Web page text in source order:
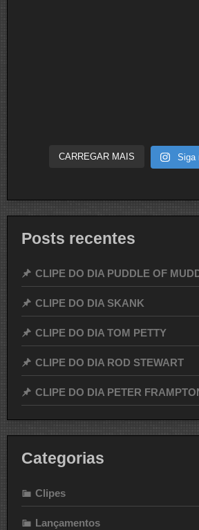
CARREGAR MAIS Siga
Posts recentes
CLIPE DO DIA PUDDLE OF
CLIPE DO DIA SKANK
CLIPE DO DIA TOM PETTY
CLIPE DO DIA ROD STEWART
CLIPE DO DIA PETER
Categorias
Clipes
Lançamentos